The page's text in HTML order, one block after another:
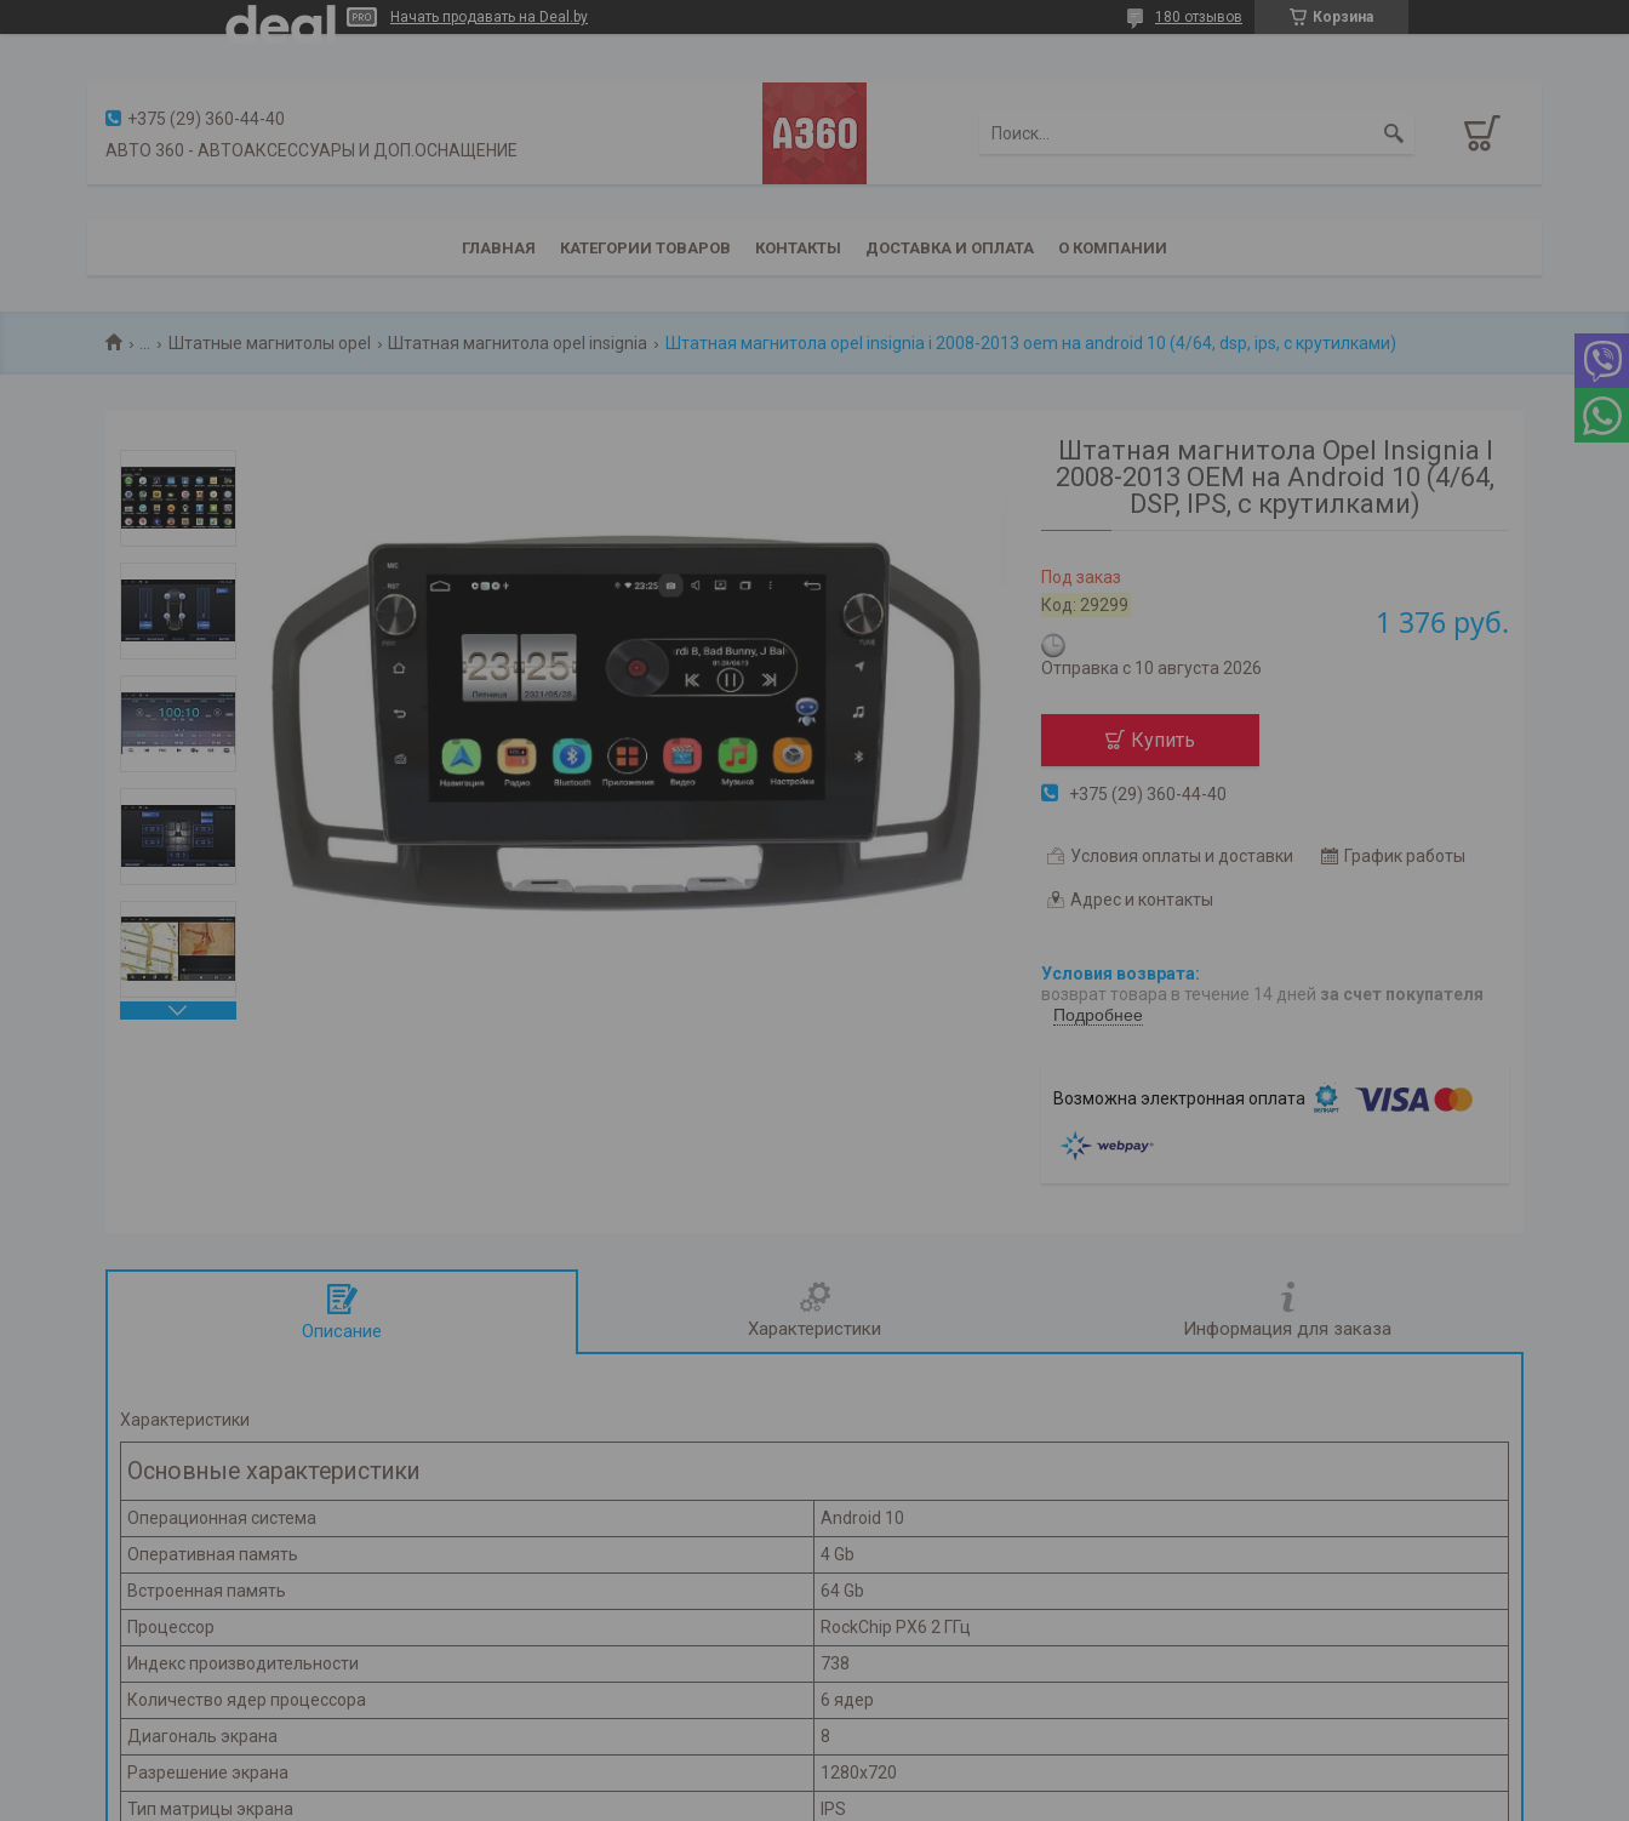
Начать продавать на Deal.by Корзина
180 отзывов
+375 (29) 360-44-40
АВТО 360 - АВТОАКСЕССУАРЫ И ДОП.ОСНАЩЕНИЕ
ГЛАВНАЯ КАТЕГОРИИ ТОВАРОВ КОНТАКТЫ ДОСТАВКА И ОПЛАТА О КОМПАНИИ
Штатные магнитолы opel Штатная магнитола opel insignia Штатная магнитола opel insignia i 2008-2013 oem на android 10 (4/64, dsp, ips, с крутилками)
Штатная магнитола Opel Insignia I
2008-2013 OEM на Android 10 (4/64,
DSP, IPS, с крутилками)
Под заказ
Код: 29299
Отправка с 10 августа 2026
1 376 руб.
Купить
+375 (29) 360-44-40
Условия оплаты и доставки График работы
Адрес и контакты
возврат товара в течение 14 дней за счет покупателя
Подробнее
Описание Характеристики Информация для заказа
Характеристики
Основные характеристики
Операционная система
Android 10
Оперативная память
4 Gb
Встроенная память
64 Gb
Процессор
RockСhip PX6 2 ГГц
Индекс производительности
738
Количество ядер процессора
6 ядер
Диагональ экрана
8
Разрешение экрана
1280x720
Тип матрицы экрана
IPS